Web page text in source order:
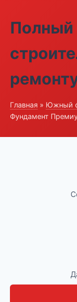
Полный
Главная » Южный
Фундамент